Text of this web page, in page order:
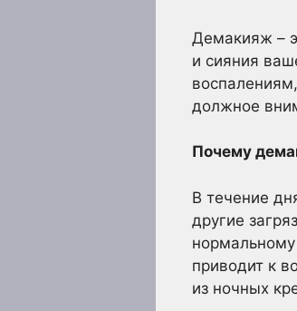
Демакияж –
и сияния
должное
Почему
В течение
другие
приводит к
из ночных